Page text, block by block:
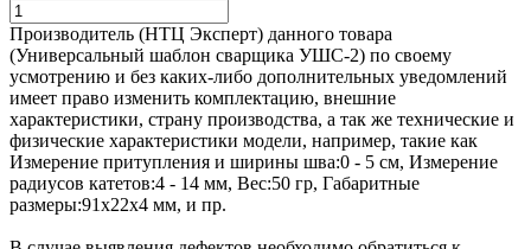
Производитель (НТЦ Эксперт) данного товара
(Универсальный шаблон сварщика УШС-2) по своему
усмотрению и без каких-либо дополнительных уведомлений
имеет право изменить комплектацию, внешние
характеристики, страну производства, а так же технические и
физические характеристики модели, например, такие как
Измерение притупления и ширины шва:0 - 5 см, Измерение
радиусов катетов:4 - 14 мм, Вес:50 гр, Габаритные
размеры:91х22х4 мм, и пр.